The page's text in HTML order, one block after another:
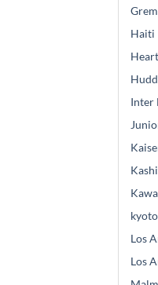
Haiti
Inter
Los
Los